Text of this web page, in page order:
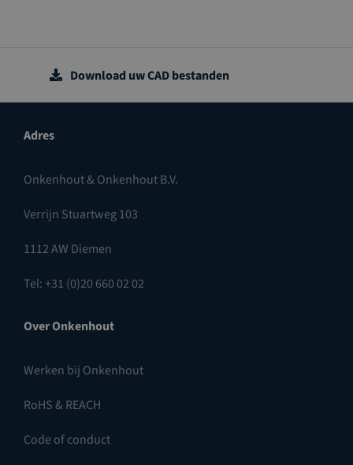
Download uw CAD bestanden
Adres
Onkenhout & Onkenhout B.V.
Verrijn Stuartweg 103
1112 AW Diemen
Tel: +31 (0)20 660 02 02
Over Onkenhout
Werken bij Onkenhout
RoHS & REACH
Code of conduct